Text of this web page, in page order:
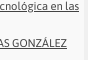
en las
GONZÁLEZ